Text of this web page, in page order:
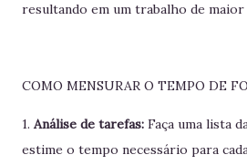
resultando em um trabalho de maior
COMO MENSURAR O TEMPO DE
1. Análise de tarefas: Faça uma lista
estime o tempo necessário para